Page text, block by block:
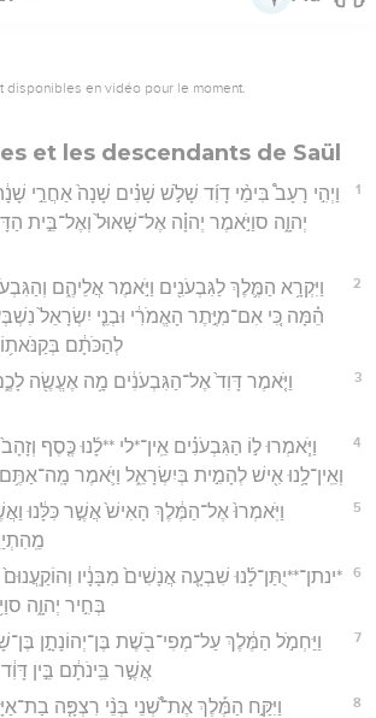
disponibles en vidéo pour le moment.
et les descendants de Saül
1
וַיְהִ֣י רָעָב֩ בִּימֵ֨י דָוִ֜ד שָׁלֹ֣שׁ שָׁנִ֗ים שָׁנָה֙ אַחֲרֵ֣י
יְהוָ֑ה סוַיֹּ֣אמֶר יְהוָ֗ה אֶל־שָׁאוּל֙ וְאֶל־בֵּ֣ית
2
וַיִּקְרָ֥א הַמֶּ֛לֶךְ לַגִּבְעֹנִ֖ים וַיֹּ֣אמֶר אֲלֵיהֶ֑ם
הֵ֗מָּה כִּ֚י אִם־מִיֶּ֣תֶר הָאֱמֹרִ֔י וּבְנֵ֤י יִשְׂרָאֵל֙
לְהַכֹּתָ֔ם בְּקַנֹּאת֥וֹ
3
וַיֹּ֤אמֶר דָּוִד֙ אֶל־הַגִּבְעֹנִ֔ים מָ֥ה אֶעֱשֶׂ֖ה
4
וַיֹּ֧אמְרוּ ל֣וֹ הַגִּבְעֹנִ֗ים אֵֽין־*לי **לָ֜נוּ כֶּ֤סֶף
וְאֵֽין־לָ֥נוּ אִ֖ישׁ לְהָמִ֣ית בְּיִשְׂרָאֵ֑ל וַיֹּ֛אמֶר
5
וַיֹּֽאמְרוּ֙ אֶל־הַמֶּ֔לֶךְ הָאִישׁ֙ אֲשֶׁ֣ר כִּלָּ֔נוּ
6
*ינתן־**יֻתַּן־לָ֜נוּ שִׁבְעָ֤ה אֲנָשִׁים֙ מִבָּנָ֔יו
בְּחִ֣יר יְהוָ֑ה
7
וַיַּחְמֹ֣ל הַמֶּ֔לֶךְ עַל־מְפִי־בֹ֖שֶׁת בֶּן־יְהוֹנָתָ֣ן
אֲשֶׁ֣ר בֵּֽינֹתָ֔ם בֵּ֣ין דָּוִ֔ד
8
וַיִּקַּ֣ח הַמֶּ֡לֶךְ אֶת־שְׁ֠נֵי בְּנֵ֨י רִצְפָּ֤ה